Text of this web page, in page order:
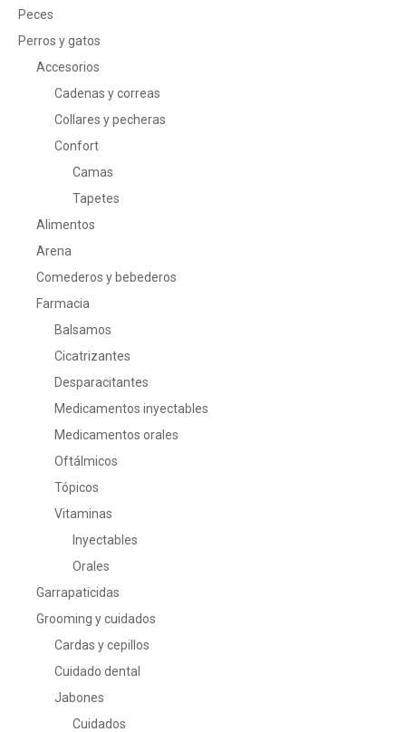
Peces
Perros y gatos
Accesorios
Cadenas y correas
Collares y pecheras
Confort
Camas
Tapetes
Alimentos
Arena
Comederos y bebederos
Farmacia
Balsamos
Cicatrizantes
Desparacitantes
Medicamentos inyectables
Medicamentos orales
Oftálmicos
Tópicos
Vitaminas
Inyectables
Orales
Garrapaticidas
Grooming y cuidados
Cardas y cepillos
Cuidado dental
Jabones
Cuidados